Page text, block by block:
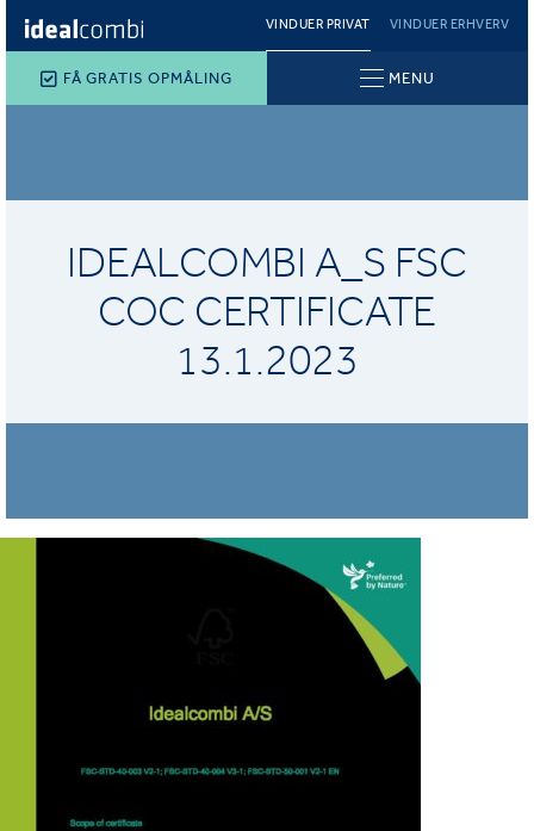
VINDUER PRIVAT VINDUER ERHVERV
FÅ GRATIS OPMÅLING MENU
IDEALCOMBI A_S FSC
COC CERTIFICATE
13.1.2023